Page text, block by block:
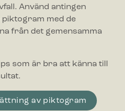
Använd antingen
med de
från det gemensamma
som är bra att känna till
av piktogram